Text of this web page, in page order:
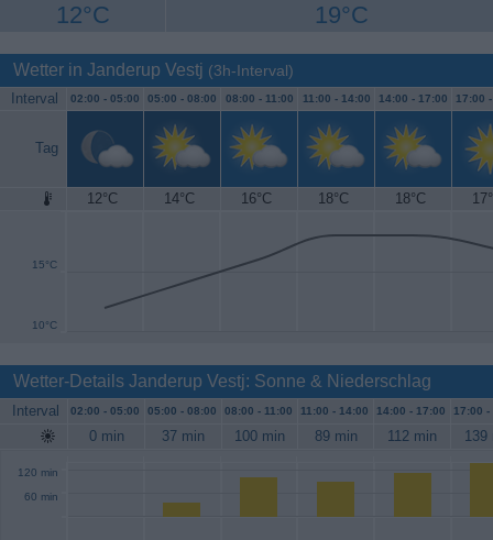
12°C 19°C
Wetter in Janderup Vestj (3h-Interval)
Interval 02:00 - 05:00 05:00 - 08:00 08:00 - 11:00 11:00 - 14:00 14:00 - 17:00 17:00
Tag
12°C 14°C 16°C 18°C 18°C
10°C
15°C
20°C
Wetter-Details Janderup Vestj: Sonne & Niederschlag
Interval 02:00 - 05:00 05:00 - 08:00 08:00 - 11:00 11:00 - 14:00 14:00 - 17:00 17:00 -
0 min 37 min 100 min 89 min 112 min 139
60 min
120 min